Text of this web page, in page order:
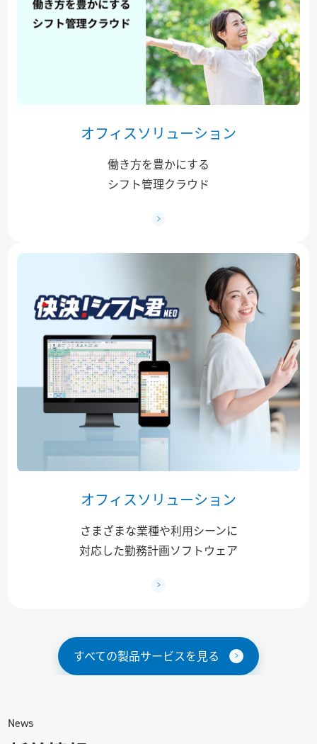
オフィスソリューション
働き方を豊かにする
シフト管理クラウド
オフィスソリューション
さまざまな業種や利用シーンに
対応した勤務計画ソフトウェア
すべての製品サービスを見る
News